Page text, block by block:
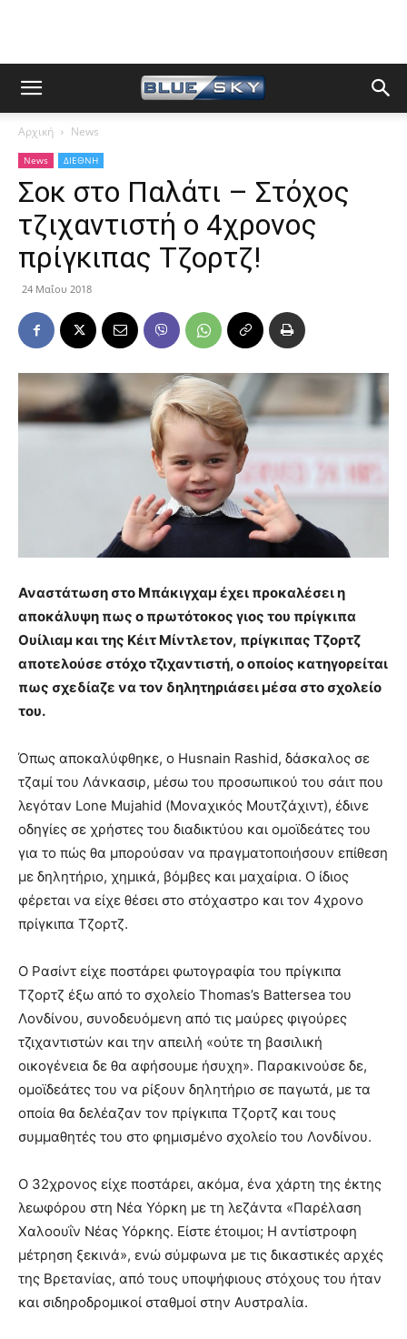
Αρχική News
News ΔΙΕΘΝΗ
Σοκ στο Παλάτι – Στόχος
τζιχαντιστή ο 4χρονος
πρίγκιπας Τζορτζ!
24 Μαΐου 2018
Αναστάτωση στο Μπάκιγχαμ έχει προκαλέσει η
αποκάλυψη πως ο πρωτότοκος γιος του πρίγκιπα
Ουίλιαμ και της Κέιτ Μίντλετον, πρίγκιπας Τζορτζ
αποτελούσε στόχο τζιχαντιστή, ο οποίος κατηγορείται
πως σχεδίαζε να τον δηλητηριάσει μέσα στο σχολείο
του.
Όπως αποκαλύφθηκε, ο Husnain Rashid, δάσκαλος σε
τζαμί του Λάνκασιρ, μέσω του προσωπικού του σάιτ που
λεγόταν Lone Mujahid (Μοναχικός Μουτζάχιντ), έδινε
οδηγίες σε χρήστες του διαδικτύου και ομοϊδεάτες του
για το πώς θα μπορούσαν να πραγματοποιήσουν επίθεση
με δηλητήριο, χημικά, βόμβες και μαχαίρια. Ο ίδιος
φέρεται να είχε θέσει στο στόχαστρο και τον 4χρονο
πρίγκιπα Τζορτζ.
Ο Ρασίντ είχε ποστάρει φωτογραφία του πρίγκιπα
Τζορτζ έξω από το σχολείο Thomas’s Battersea του
Λονδίνου, συνοδευόμενη από τις μαύρες φιγούρες
τζιχαντιστών και την απειλή «ούτε τη βασιλική
οικογένεια δε θα αφήσουμε ήσυχη». Παρακινούσε δε,
ομοϊδεάτες του να ρίξουν δηλητήριο σε παγωτά, με τα
οποία θα δελέαζαν τον πρίγκιπα Τζορτζ και τους
συμμαθητές του στο φημισμένο σχολείο του Λονδίνου.
Ο 32χρονος είχε ποστάρει, ακόμα, ένα χάρτη της έκτης
λεωφόρου στη Νέα Υόρκη με τη λεζάντα «Παρέλαση
Χαλοουΐν Νέας Υόρκης. Είστε έτοιμοι; Η αντίστροφη
μέτρηση ξεκινά», ενώ σύμφωνα με τις δικαστικές αρχές
της Βρετανίας, από τους υποψήφιους στόχους του ήταν
και σιδηροδρομικοί σταθμοί στην Αυστραλία.